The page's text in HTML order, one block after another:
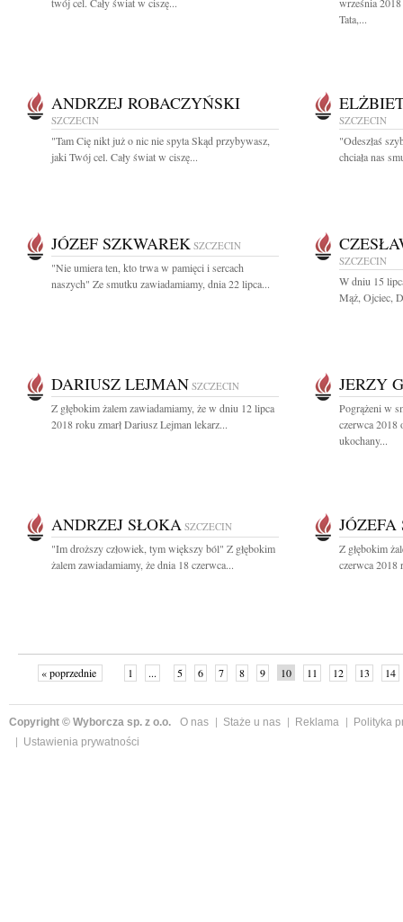
Tata,...
ANDRZEJ ROBACZYŃSKI
SZCZECIN
"Tam Cię nikt już o nic nie spyta Skąd przybywasz,
jaki Twój cel. Cały świat w ciszę...
SZCZECIN
"Odeszłaś
chciała nas
JÓZEF SZKWAREK SZCZECIN
"Nie umiera ten, kto trwa w pamięci i sercach
naszych" Ze smutku zawiadamiamy, dnia 22 lipca...
SZCZECIN
W dniu 15
Mąż, Ojciec,
DARIUSZ LEJMAN SZCZECIN
Z głębokim żalem zawiadamiamy, że w dniu 12 lipca
2018 roku zmarł Dariusz Lejman lekarz...
JERZY
Pogrążeni w
czerwca 2018
ukochany...
ANDRZEJ SŁOKA SZCZECIN
"Im droższy człowiek, tym większy ból" Z głębokim
żalem zawiadamiamy, że dnia 18 czerwca...
Z głębokim
czerwca 2018
« poprzednie 1 ... 5 6 7 8 9 10 11 12 13 14
Copyright © Wyborcza sp. z o.o. O nas Staże u nas Reklama
Polityka
Ustawienia prywatności